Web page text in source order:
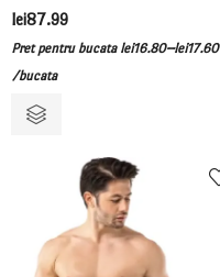
lei87.99
Pret pentru bucata lei16.80–lei17.60
/bucata